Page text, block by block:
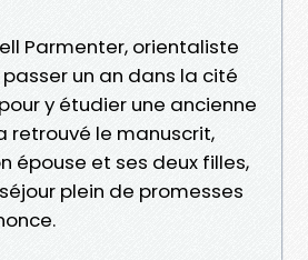
Parmenter, orientaliste
un an dans la cité
y étudier une ancienne
retrouvé le manuscrit,
épouse et ses deux filles,
plein de promesses